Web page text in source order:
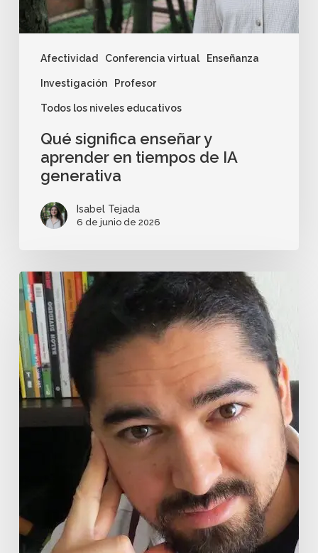
Afectividad Conferencia virtual Enseñanza
Investigación Profesor
Todos los niveles educativos
Qué significa enseñar y
aprender en tiempos de IA
generativa
Isabel Tejada
6 de junio de 2026